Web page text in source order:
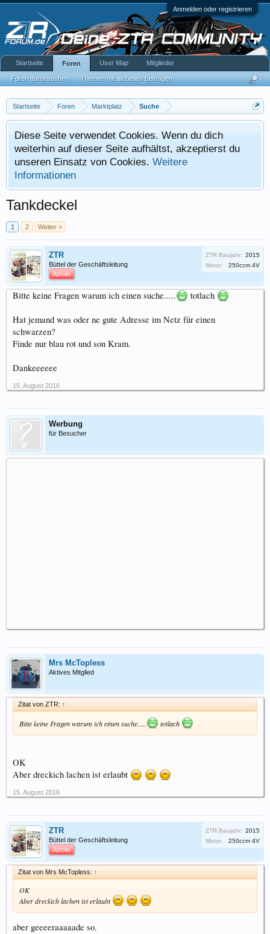
Anmelden oder registrieren
Startseite Foren Marktplatz Suche
Diese Seite verwendet Cookies. Wenn du dich
weiterhin auf dieser Seite aufhältst, akzeptierst du
unseren Einsatz von Cookies. Weitere
Informationen
Tankdeckel
1 2 Weiter >
ZTR
Büttel der Geschäftsleitung
Admin
ZTR Baujahr: 2015
Motor:
250ccm 4V
Bitte keine Fragen warum ich einen suche..... totlach
Hat jemand was oder ne gute Adresse im Netz für einen
schwarzen?
Finde nur blau rot und son Kram.
Dankeeeeee
15. August 2016
Werbung
für Besucher
Mrs McTopless
Aktives Mitglied
Zitat von ZTR: ↑
Bitte keine Fragen warum ich einen suche..... totlach
OK
Aber dreckich lachen ist erlaubt
15. August 2016
ZTR
Büttel der Geschäftsleitung
Admin
ZTR Baujahr: 2015
Motor:
250ccm 4V
Zitat von Mrs McTopless: ↑
OK
Aber dreckich lachen ist erlaubt
aber geeeeraaaaade so.
Startseite Foren
Foren durchsuchen Themen mit aktuellen Beiträgen
User Map Mitglieder